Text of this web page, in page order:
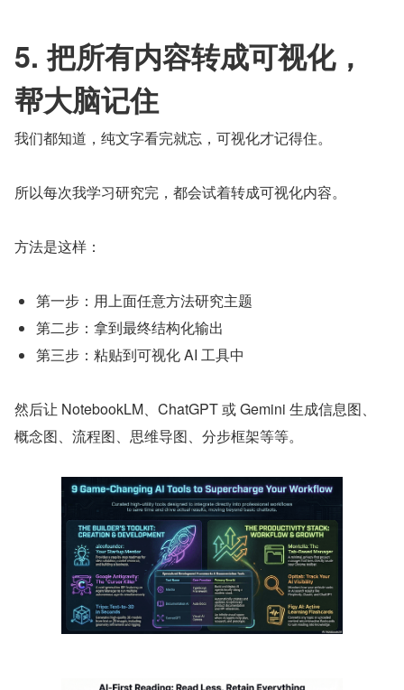
5. 把所有内容转成可视化，
帮大脑记住
我们都知道，纯文字看完就忘，可视化才记得住。
所以每次我学习研究完，都会试着转成可视化内容。
方法是这样：
第一步：用上面任意方法研究主题
第二步：拿到最终结构化输出
第三步：粘贴到可视化 AI 工具中
然后让 NotebookLM、ChatGPT 或 Gemini 生成信息图、
概念图、流程图、思维导图、分步框架等等。